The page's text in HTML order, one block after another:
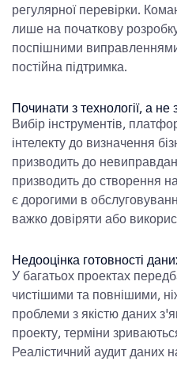
регулярної перевірки.
лише на початкову
поспішними
постійна підтримка.
Починати з технології, а не
Вибір інструментів,
інтелекту до визначення
призводить до
призводить до створення
є дорогими в
важко довіряти або
Недооцінка готовності
У багатьох проектах
чистішими та повнішими,
проблеми з якістю даних
проекту, терміни
Реалістичний аудит даних